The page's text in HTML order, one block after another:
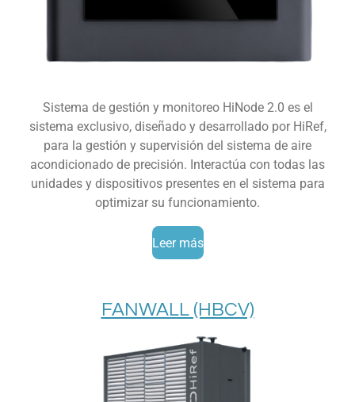
Sistema de gestión y monitoreo HiNode 2.0 es el
sistema exclusivo, diseñado y desarrollado por HiRef,
para la gestión y supervisión del sistema de aire
acondicionado de precisión. Interactúa con todas las
unidades y dispositivos presentes en el sistema para
optimizar su funcionamiento.
Leer más
FANWALL (HBCV)